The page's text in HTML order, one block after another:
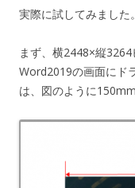
実際に試してみました。
まず、横2448×縦3264
Word2019の画面にド
は、図のように